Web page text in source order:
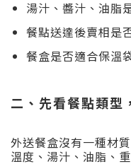
湯汁、醬汁、油脂
餐點送達後賣相是
餐盒是否適合保溫
二、先看餐點類型
外送餐盒沒有一種材
溫度、湯汁、油脂、